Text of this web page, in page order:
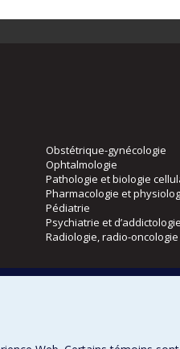
Obstétrique-gynécologie
Ophtalmologie
Pathologie et biologie
Pharmacologie et
Pédiatrie
Psychiatrie et d’addictologie
Radiologie, radio-